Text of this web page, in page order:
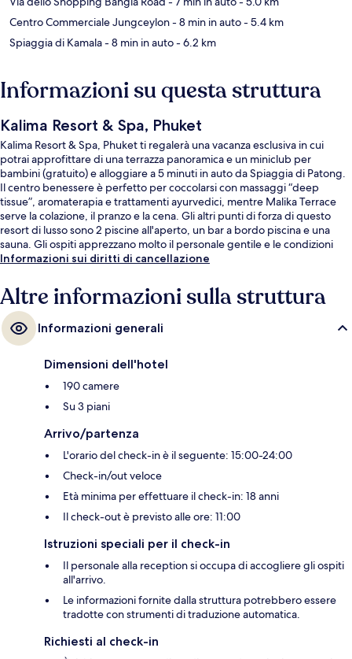
Centro Commerciale Jungceylon- 8 min in auto- 5.4 km
Spiaggia di Kamala- 8 min in auto- 6.2 km
Informazioni su questa struttura
Kalima Resort & Spa, Phuket
Kalima Resort & Spa, Phuket ti regalerà una vacanza esclusiva in cui
potrai approfittare di una terrazza panoramica e un miniclub per
bambini (gratuito) e alloggiare a 5 minuti in auto da Spiaggia di Patong.
Il centro benessere è perfetto per coccolarsi con massaggi “deep
tissue”, aromaterapia e trattamenti ayurvedici, mentre Malika Terrace
serve la colazione, il pranzo e la cena. Gli altri punti di forza di questo
resort di lusso sono 2 piscine all'aperto, un bar a bordo piscina e una
sauna. Gli ospiti apprezzano molto il personale gentile e le condizioni
generali.
Informazioni sui diritti di cancellazione
Altre informazioni sulla struttura
Informazioni generali
Dimensioni dell'hotel
190 camere
Su 3 piani
Arrivo/partenza
L'orario del check-in è il seguente: 15:00-24:00
Check-in/out veloce
Età minima per effettuare il check-in: 18 anni
Il check-out è previsto alle ore: 11:00
Istruzioni speciali per il check-in
Il personale alla reception si occupa di accogliere gli ospiti
all'arrivo.
Le informazioni fornite dalla struttura potrebbero essere
tradotte con strumenti di traduzione automatica.
Richiesti al check-in